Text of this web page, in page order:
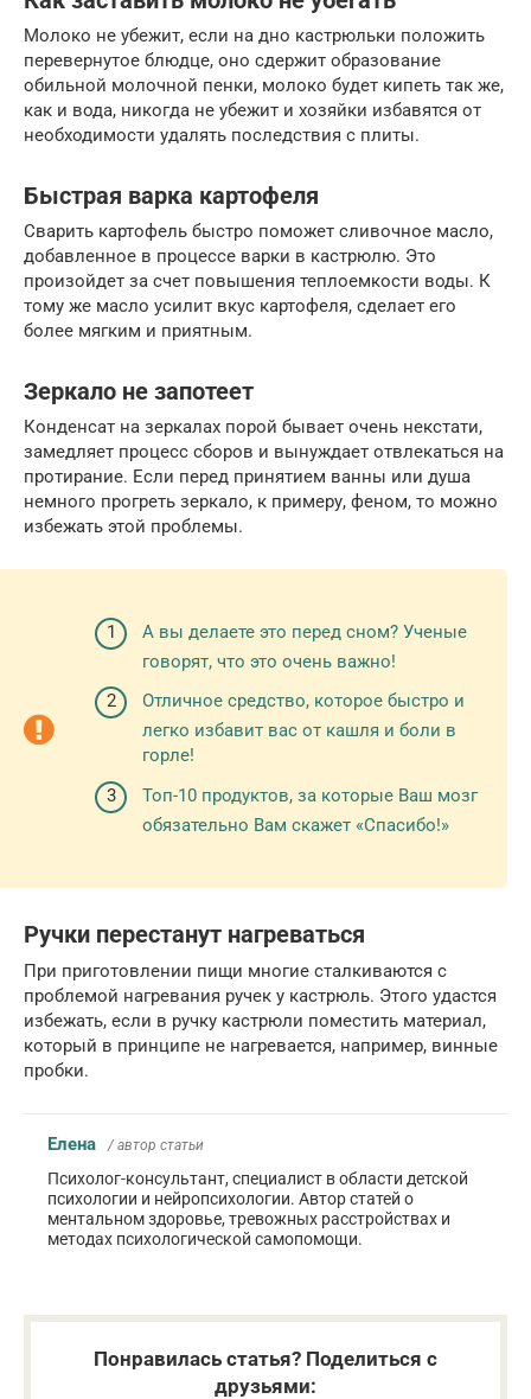
Молоко не убежит, если на дно кастрюльки положить
перевернутое блюдце, оно сдержит образование
обильной молочной пенки, молоко будет кипеть так же,
как и вода, никогда не убежит и хозяйки избавятся от
необходимости удалять последствия с плиты.
Быстрая варка картофеля
Сварить картофель быстро поможет сливочное масло,
добавленное в процессе варки в кастрюлю. Это
произойдет за счет повышения теплоемкости воды. К
тому же масло усилит вкус картофеля, сделает его
более мягким и приятным.
Зеркало не запотеет
Конденсат на зеркалах порой бывает очень некстати,
замедляет процесс сборов и вынуждает отвлекаться на
протирание. Если перед принятием ванны или душа
немного прогреть зеркало, к примеру, феном, то можно
избежать этой проблемы.
А вы делаете это перед сном? Ученые
говорят, что это очень важно!
Отличное средство, которое быстро и
легко избавит вас от кашля и боли в
горле!
Топ-10 продуктов, за которые Ваш мозг
обязательно Вам скажет «Спасибо!»
Ручки перестанут нагреваться
При приготовлении пищи многие сталкиваются с
проблемой нагревания ручек у кастрюль. Этого удастся
избежать, если в ручку кастрюли поместить материал,
который в принципе не нагревается, например, винные
пробки.
Елена / автор статьи
Психолог-консультант, специалист в области детской
психологии и нейропсихологии. Автор статей о
ментальном здоровье, тревожных расстройствах и
методах психологической самопомощи.
Понравилась статья? Поделиться с
друзьями: